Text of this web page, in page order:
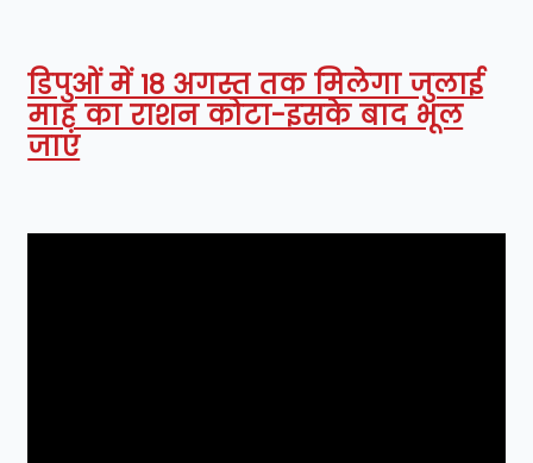
डिपुओं में 18 अगस्त तक मिलेगा जुलाई
माह का राशन कोटा-इसके बाद भूल
जाएं